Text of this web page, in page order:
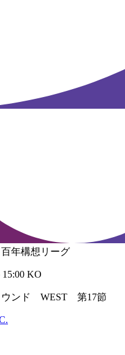
年構想リーグ
15:00 KO
ウンド WEST 第17節